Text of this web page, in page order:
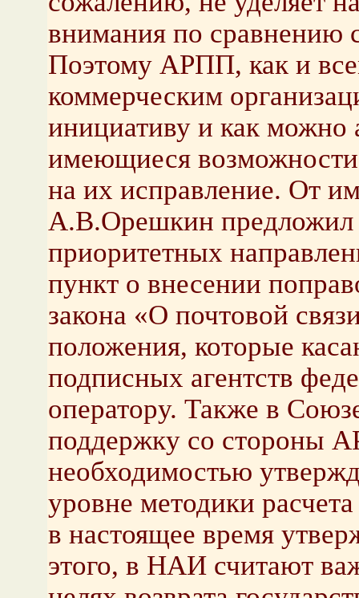
внимания по сравнению
Поэтому АРПП, как и
коммерческим
инициативу и как можно
имеющиеся
на их исправление. От
А.В.Орешкин предложил
приоритетных
пункт о внесении
закона «О почтовой
положения, которые
подписных агентств
оператору. Также в
поддержку со стороны
необходимостью
уровне методики
в настоящее время
этого, в НАИ считают